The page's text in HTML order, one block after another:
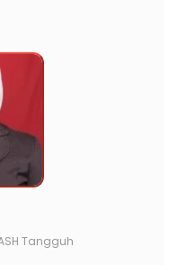
Tangguh